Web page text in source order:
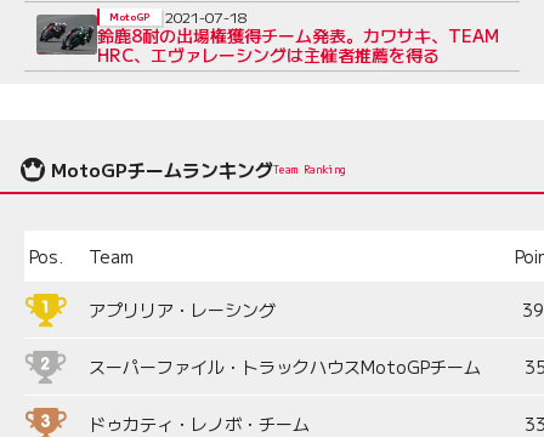
鈴鹿8耐の出場権獲得チーム発表。カワサキ、TEAM
HRC、エヴァレーシングは主催者推薦を得る
MotoGP 2021-07-18
MotoGPチームランキングTeam Ranking
Pos. Team
アプリリア・レーシング
スーパーファイル・トラックハウスMotoGPチーム
ドゥカティ・レノボ・チーム